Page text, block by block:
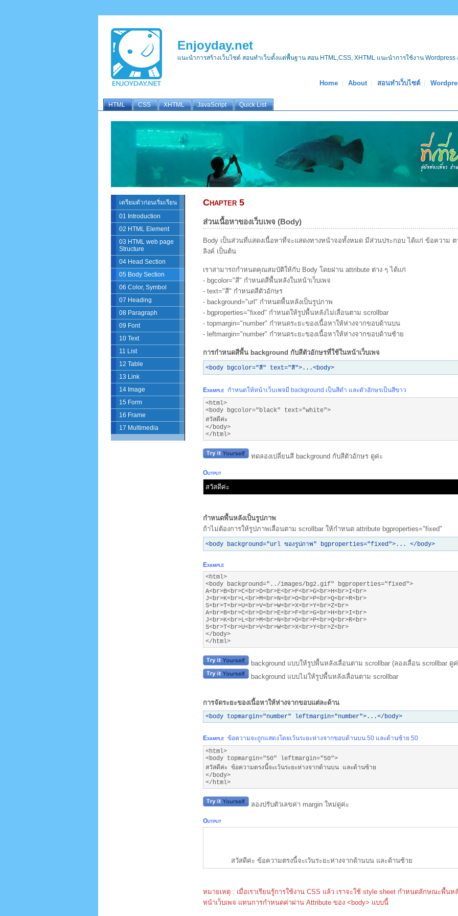
Enjoyday.net
แนะนำการสร้างเว็บไซต์ สอนทำเว็บตั้งแต่พื้นฐาน สอน HTML,CSS, XHTML แนะนำการใช้งาน Wordpress
Home About สอนทำเว็บไซต์
HTML CSS XHTML JavaScript Quick List
เตรียมตัวก่อนเริ่มเรียน
01 Introduction
02 HTML Element
03 HTML web page
Structure
04 Head Section
05 Body Section
06 Color, Symbol
07 Heading
08 Paragraph
09 Font
10 Text
11 List
12 Table
13 Link
14 Image
15 Form
16 Frame
17 Multimedia
Chapter 5
ส่วนเนื้อหาของเว็บเพจ (Body)
Body เป็นส่วนที่แสดงเนื้อหาที่จะแสดงทางหน้าจอทั้งหมด มีส่วนประกอบ ได้แก่ ข้อความ
ลิงค์ เป็นต้น
เราสามารถกำหนดคุณสมบัติให้กับ Body โดยผ่าน attribute ต่าง ๆ ได้แก่
- bgcolor="สี" กำหนดสีพื้นหลังในหน้าเว็บเพจ
- text="สี" กำหนดสีตัวอักษร
- background="url" กำหนดพื้นหลังเป็นรูปภาพ
- bgproperties="fixed" กำหนดให้รูปพื้นหลังไม่เลื่อนตาม scrollbar
- topmargin="number" กำหนดระยะของเนื้อหาให้ห่างจากขอบด้านบน
- leftmargin="number" กำหนดระยะของเนื้อหาให้ห่างจากขอบด้านซ้าย
การกำหนดสีพื้น background กับสีตัวอักษรที่ใช้ในหน้าเว็บเพจ
<body bgcolor="สี" text="สี">...<body>
Example กำหนดให้หน้าเว็บเพจมี background เป็นสีดำ และตัวอักษรเป็นสีขาว
<html>
<body bgcolor="black" text="white">
สวัสดีค่ะ
</body>
</html>
ทดลองเปลี่ยนสี background กับสีตัวอักษร ดูค่ะ
Output
สวัสดีค่ะ
กำหนดพื้นหลังเป็นรูปภาพ
ถ้าไม่ต้องการให้รูปภาพเลื่อนตาม scrollbar ให้กำหนด attribute bgproperties="fixed"
<body background="url ของรูปภาพ" bgproperties="fixed">... </body>
Example
<html>
<body background="../images/bg2.gif" bgproperties="fixed">
A<br>B<br>C<br>D<br>E<br>F<br>G<br>H<br>I<br>
J<br>K<br>L<br>M<br>N<br>O<br>P<br>Q<br>R<br>
S<br>T<br>U<br>V<br>W<br>X<br>Y<br>Z<br>
A<br>B<br>C<br>D<br>E<br>F<br>G<br>H<br>I<br>
J<br>K<br>L<br>M<br>N<br>O<br>P<br>Q<br>R<br>
S<br>T<br>U<br>V<br>W<br>X<br>Y<br>Z<br>
</body>
</html>
background แบบให้รูปพื้นหลังเลื่อนตาม scrollbar (ลองเลื่อน scrollbar ดู
background แบบไม่ให้รูปพื้นหลังเลื่อนตาม scrollbar
การจัดระยะของเนื้อหาให้ห่างจากขอบแต่ละด้าน
<body topmargin="number" leftmargin="number">...</body>
Example ข้อความจะถูกแสดงโดยเว้นระยะห่างจากขอบด้านบน 50 และด้านซ้าย 50
<html>
<body topmargin="50" leftmargin="50">
สวัสดีค่ะ ข้อความตรงนี้จะเว้นระยะห่างจากด้านบน และด้านซ้าย
</body>
</html>
ลองปรับตัวเลขค่า margin ใหม่ดูค่ะ
Output
สวัสดีค่ะ ข้อความตรงนี้จะเว้นระยะห่างจากด้านบน และด้านซ้าย
หมายเหตุ : เมื่อเราเรียนรู้การใช้งาน CSS แล้ว เราจะใช้ style sheet กำหนดลักษณะพื้น
หน้าเว็บเพจ แทนการกำหนดค่าผ่าน Attribute ของ <body> แบบนี้